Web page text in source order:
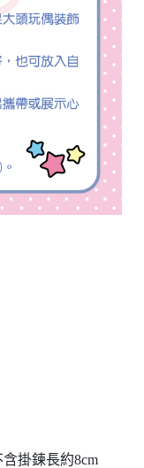
掛鍊長約8cm